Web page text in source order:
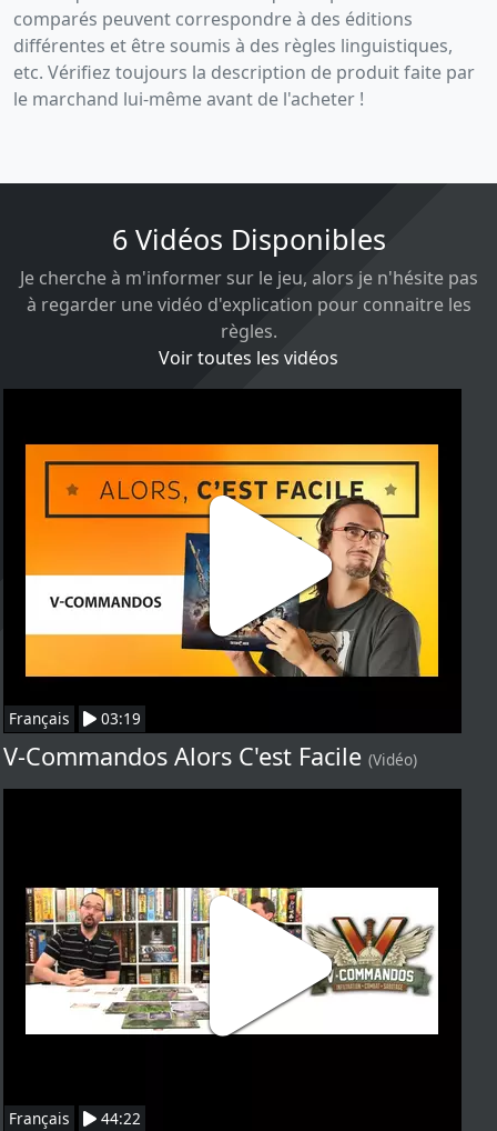
comparés peuvent correspondre à des éditions
différentes et être soumis à des règles linguistiques,
etc. Vérifiez toujours la description de produit faite par
le marchand lui-même avant de l'acheter !
6 Vidéos Disponibles
Je cherche à m'informer sur le jeu, alors je n'hésite pas
à regarder une vidéo d'explication pour connaitre les
règles.
Voir toutes les vidéos
Français 03:19
V-Commandos Alors C'est Facile (Vidéo)
Français 44:22